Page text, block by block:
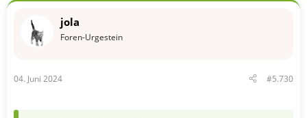
jola
Foren-Urgestein
04. Juni 2024 #5.730